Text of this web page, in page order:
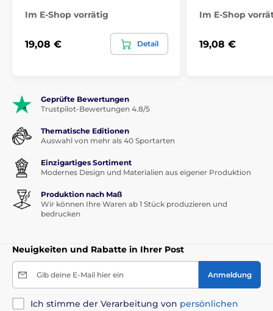
Im E-Shop vorrätig
19,08 € Detail
Im E-Shop
19,08 €
Geprüfte Bewertungen
Trustpilot-Bewertungen 4.8/5
Thematische Editionen
Auswahl von mehr als 40 Sportarten
Einzigartiges Sortiment
Modernes Design und Materialien aus eigener Produktion
Produktion nach Maß
Wir können Ihre Waren ab 1 Stück produzieren und
bedrucken
Neuigkeiten und Rabatte in Ihrer Post
Gib deine E-Mail hier ein Anmeldung
Ich stimme der Verarbeitung von persönlichen